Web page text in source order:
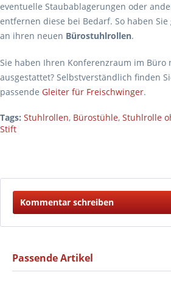
eventuelle Staubablagerungen oder
entfernen diese bei Bedarf. So haben
an ihren neuen Bürostuhlrollen.
Sie haben Ihren Konferenzraum im Büro
ausgestattet? Selbstverständlich finden
passende Gleiter für Freischwinger.
Tags: Stuhlrollen, Bürostühle, Stuhlrolle
Stift
Kommentar schreiben
Passende Artikel